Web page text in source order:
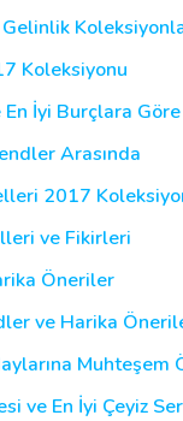
Koleksiyonu
İyi Burçlara
Arasında
2017
ve Fikirleri
Öneriler
ve Harika
Muhteşem
ve En İyi Çeyiz